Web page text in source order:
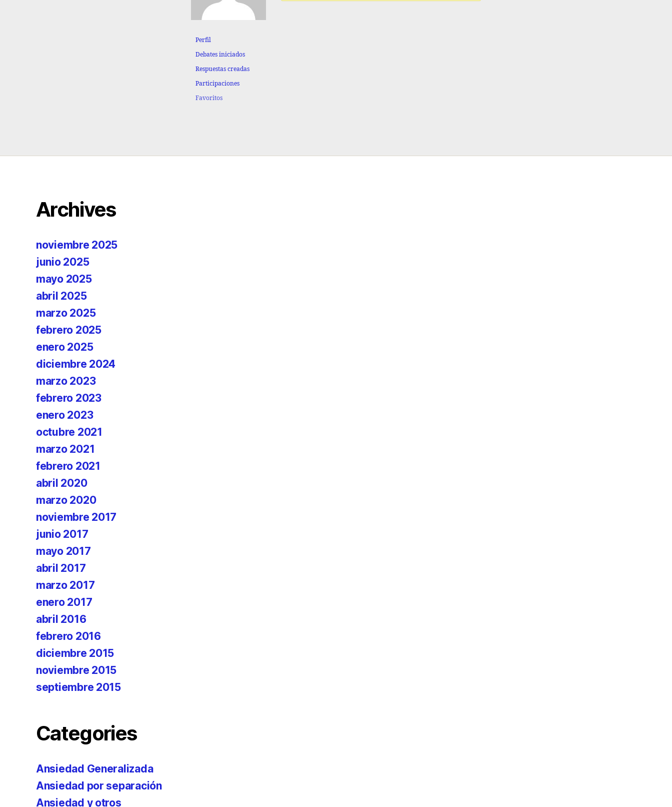
Perfil
Debates iniciados
Respuestas creadas
Participaciones
Favoritos
Archives
noviembre 2025
junio 2025
mayo 2025
abril 2025
marzo 2025
febrero 2025
enero 2025
diciembre 2024
marzo 2023
febrero 2023
enero 2023
octubre 2021
marzo 2021
febrero 2021
abril 2020
marzo 2020
noviembre 2017
junio 2017
mayo 2017
abril 2017
marzo 2017
enero 2017
abril 2016
febrero 2016
diciembre 2015
noviembre 2015
septiembre 2015
Categories
Ansiedad Generalizada
Ansiedad por separación
Ansiedad y otros